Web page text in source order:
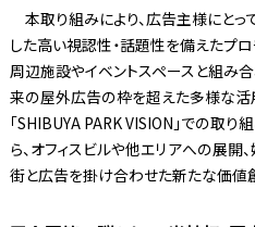
本取り組みにより、広告主様にと
した高い視認性・話題性を備えたプ
周辺施設やイベントスペースと組み
来の屋外広告の枠を超えた多様な活
「SHIBUYA PARK VISION」での取
ら、オフィスビルや他エリアへの展開
街と広告を掛け合わせた新たな価値